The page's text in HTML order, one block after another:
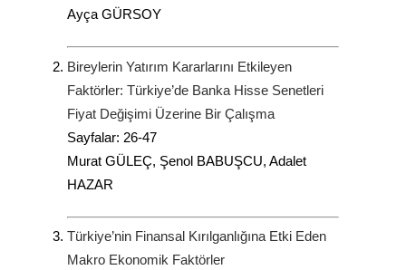
Ayça GÜRSOY
Bireylerin Yatırım Kararlarını Etkileyen
Faktörler: Türkiye’de Banka Hisse Senetleri
Fiyat Değişimi Üzerine Bir Çalışma
Sayfalar: 26-47
Murat GÜLEÇ, Şenol BABUŞCU, Adalet
HAZAR
Türkiye’nin Finansal Kırılganlığına Etki Eden
Makro Ekonomik Faktörler